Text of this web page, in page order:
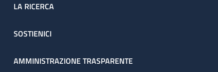
LA RICERCA
SOSTIENICI
AMMINISTRAZIONE TRASPARENTE